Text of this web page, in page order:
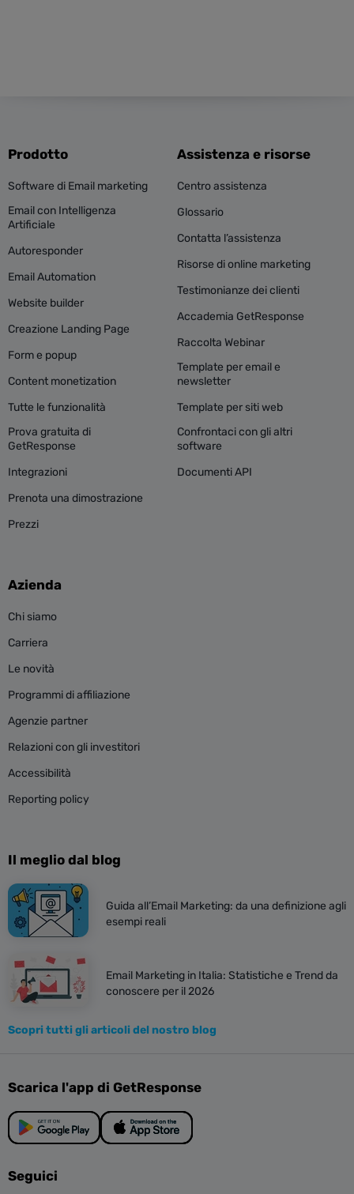
Prodotto
Software di Email marketing
Email con Intelligenza
Artificiale
Autoresponder
Email Automation
Website builder
Creazione Landing Page
Form e popup
Content monetization
Tutte le funzionalità
Prova gratuita di
GetResponse
Integrazioni
Prenota una dimostrazione
Prezzi
Assistenza e risorse
Centro assistenza
Glossario
Contatta l’assistenza
Risorse di online marketing
Testimonianze dei clienti
Accademia GetResponse
Raccolta Webinar
Template per email e
newsletter
Template per siti web
Confrontaci con gli altri
software
Documenti API
Azienda
Chi siamo
Carriera
Le novità
Programmi di affiliazione
Agenzie partner
Relazioni con gli investitori
Accessibilità
Reporting policy
Il meglio dal blog
Guida all’Email Marketing: da una definizione agli
esempi reali
Email Marketing in Italia: Statistiche e Trend da
conoscere per il 2026
Scopri tutti gli articoli del nostro blog
Scarica l'app di GetResponse
Seguici